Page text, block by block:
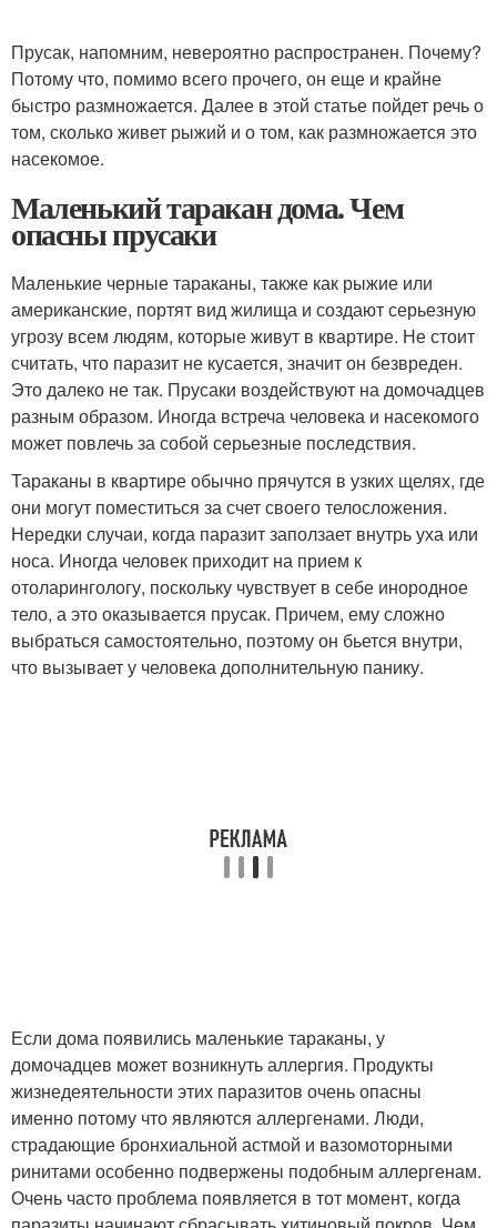
Прусак, напомним, невероятно распространен. Почему?
Потому что, помимо всего прочего, он еще и крайне
быстро размножается. Далее в этой статье пойдет речь о
том, сколько живет рыжий и о том, как размножается это
насекомое.
Маленький таракан дома. Чем
опасны прусаки
Маленькие черные тараканы, также как рыжие или
американские, портят вид жилища и создают серьезную
угрозу всем людям, которые живут в квартире. Не стоит
считать, что паразит не кусается, значит он безвреден.
Это далеко не так. Прусаки воздействуют на домочадцев
разным образом. Иногда встреча человека и насекомого
может повлечь за собой серьезные последствия.
Тараканы в квартире обычно прячутся в узких щелях, где
они могут поместиться за счет своего телосложения.
Нередки случаи, когда паразит заползает внутрь уха или
носа. Иногда человек приходит на прием к
отоларингологу, поскольку чувствует в себе инородное
тело, а это оказывается прусак. Причем, ему сложно
выбраться самостоятельно, поэтому он бьется внутри,
что вызывает у человека дополнительную панику.
Если дома появились маленькие тараканы, у
домочадцев может возникнуть аллергия. Продукты
жизнедеятельности этих паразитов очень опасны
именно потому что являются аллергенами. Люди,
страдающие бронхиальной астмой и вазомоторными
ринитами особенно подвержены подобным аллергенам.
Очень часто проблема появляется в тот момент, когда